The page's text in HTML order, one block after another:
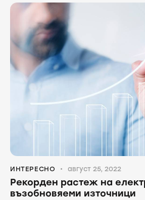
ИНТЕРЕСНО август 25, 2022
Рекорден растеж на
възобновяеми източници